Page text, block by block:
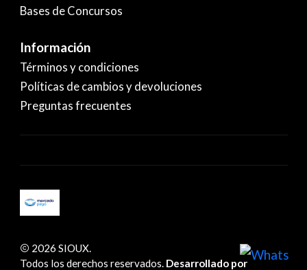
Bases de Concursos
Información
Términos y condiciones
Políticas de cambios y devoluciones
Preguntas frecuentes
2026 SIOUX.
Todos los derechos reservados. Desarrollado por